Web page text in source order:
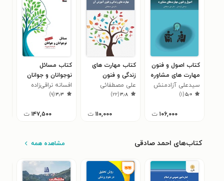
کتاب اصول و فنون
مهارت های مشاوره
سیدعلی آزادمنش
۵٫۰(۱)
۱۰۶,۰۰۰ ت
کتاب مهارت های
زندگی و فنون
آموزش آن
علی مصطفائی
۳٫۸(۲۲)
۱۱۰,۰۰۰ ت
کتاب مسائل
نوجوانان و جوانان
افسانه نراقی‌زاده
۳٫۳(۹)
۱۴۷,۵۰۰ ت
کتاب‌های احمد صادقی مشاهده همه